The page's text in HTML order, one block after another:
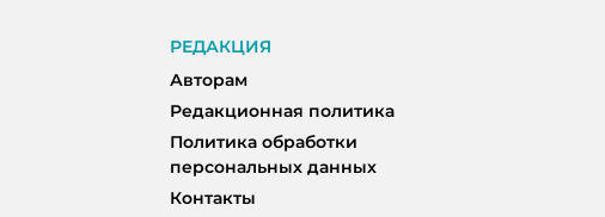
РЕДАКЦИЯ
Авторам
Редакционная политика
Политика обработки
персональных данных
Контакты